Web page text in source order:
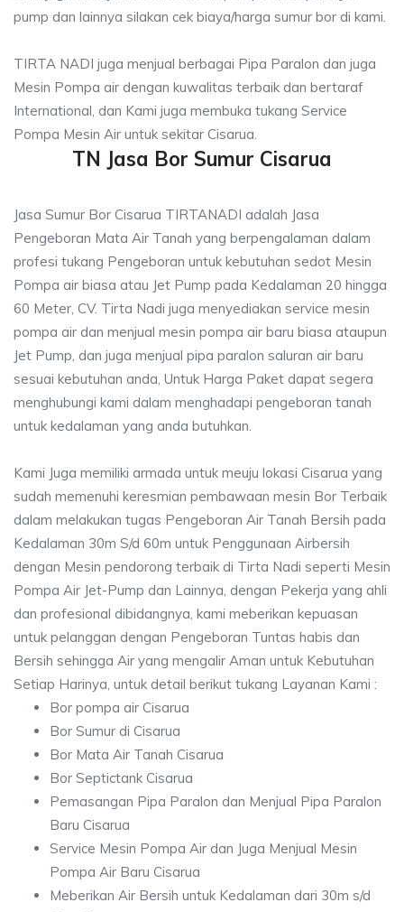
pump dan lainnya silakan cek biaya/harga sumur bor di kami.
TIRTA NADI juga menjual berbagai Pipa Paralon dan juga
Mesin Pompa air dengan kuwalitas terbaik dan bertaraf
International, dan Kami juga membuka tukang Service
Pompa Mesin Air untuk sekitar Cisarua.
TN Jasa Bor Sumur Cisarua
Jasa Sumur Bor Cisarua TIRTANADI adalah Jasa
Pengeboran Mata Air Tanah yang berpengalaman dalam
profesi tukang Pengeboran untuk kebutuhan sedot Mesin
Pompa air biasa atau Jet Pump pada Kedalaman 20 hingga
60 Meter, CV. Tirta Nadi juga menyediakan service mesin
pompa air dan menjual mesin pompa air baru biasa ataupun
Jet Pump, dan juga menjual pipa paralon saluran air baru
sesuai kebutuhan anda, Untuk Harga Paket dapat segera
menghubungi kami dalam menghadapi pengeboran tanah
untuk kedalaman yang anda butuhkan.
Kami Juga memiliki armada untuk meuju lokasi Cisarua yang
sudah memenuhi keresmian pembawaan mesin Bor Terbaik
dalam melakukan tugas Pengeboran Air Tanah Bersih pada
Kedalaman 30m S/d 60m untuk Penggunaan Airbersih
dengan Mesin pendorong terbaik di Tirta Nadi seperti Mesin
Pompa Air Jet-Pump dan Lainnya, dengan Pekerja yang ahli
dan profesional dibidangnya, kami meberikan kepuasan
untuk pelanggan dengan Pengeboran Tuntas habis dan
Bersih sehingga Air yang mengalir Aman untuk Kebutuhan
Setiap Harinya, untuk detail berikut tukang Layanan Kami :
Bor pompa air Cisarua
Bor Sumur di Cisarua
Bor Mata Air Tanah Cisarua
Bor Septictank Cisarua
Pemasangan Pipa Paralon dan Menjual Pipa Paralon
Baru Cisarua
Service Mesin Pompa Air dan Juga Menjual Mesin
Pompa Air Baru Cisarua
Meberikan Air Bersih untuk Kedalaman dari 30m s/d